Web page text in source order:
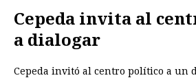
Cepeda invita al
a dialogar
Cepeda invitó al centro político a un